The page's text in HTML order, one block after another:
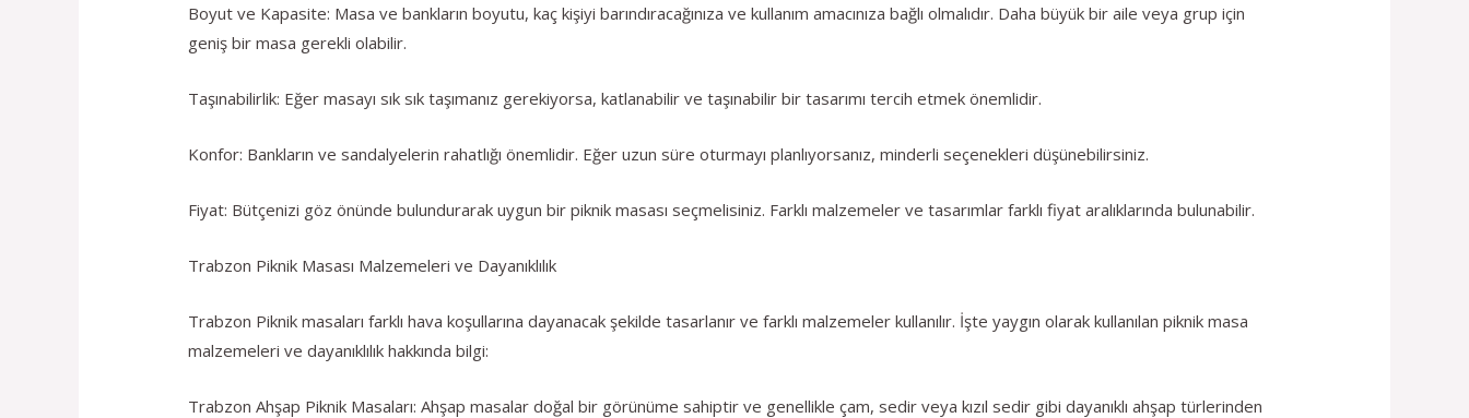
Boyut ve Kapasite: Masa ve bankların boyutu, kaç kişiyi barındıracağınıza ve kullanım amacınıza bağlı olmalıdır. Daha büyük bir aile veya grup için
geniş bir masa gerekli olabilir.
Taşınabilirlik: Eğer masayı sık sık taşımanız gerekiyorsa, katlanabilir ve taşınabilir bir tasarımı tercih etmek önemlidir.
Konfor: Bankların ve sandalyelerin rahatlığı önemlidir. Eğer uzun süre oturmayı planlıyorsanız, minderli seçenekleri düşünebilirsiniz.
Fiyat: Bütçenizi göz önünde bulundurarak uygun bir piknik masası seçmelisiniz. Farklı malzemeler ve tasarımlar farklı fiyat aralıklarında bulunabilir.
Trabzon Piknik Masası Malzemeleri ve Dayanıklılık
Trabzon Piknik masaları farklı hava koşullarına dayanacak şekilde tasarlanır ve farklı malzemeler kullanılır. İşte yaygın olarak kullanılan piknik masa
malzemeleri ve dayanıklılık hakkında bilgi:
Trabzon Ahşap Piknik Masaları: Ahşap masalar doğal bir görünüme sahiptir ve genellikle çam, sedir veya kızıl sedir gibi dayanıklı ahşap türlerinden